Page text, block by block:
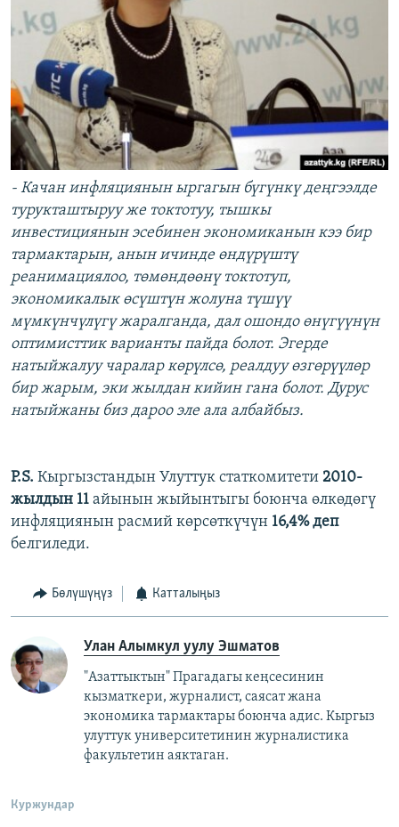
- Качан инфляциянын ыргагын бүгүнкү деңгээлде
турукташтыруу же токтотуу, тышкы
инвестициянын эсебинен экономиканын кээ бир
тармактарын, анын ичинде өндүрүштү
реанимациялоо, төмөндөөнү токтотуп,
экономикалык өсүштүн жолуна түшүү
мүмкүнчүлүгү жаралганда, дал ошондо өнүгүүнүн
оптимисттик варианты пайда болот. Эгерде
натыйжалуу чаралар көрүлсө, реалдуу өзгөрүүлөр
бир жарым, эки жылдан кийин гана болот. Дурус
натыйжаны биз дароо эле ала албайбыз.
P.S. Кыргызстандын Улуттук статкомитети 2010-
жылдын 11 айынын жыйынтыгы боюнча өлкөдөгү
инфляциянын расмий көрсөткүчүн 16,4% деп
белгиледи.
Бөлүшүңүз Катталыңыз
Улан Алымкул уулу Эшматов
"Азаттыктын" Прагадагы кеңсесинин
кызматкери, журналист, саясат жана
экономика тармактары боюнча адис. Кыргыз
улуттук университетинин журналистика
факультетин аяктаган.
Куржундар